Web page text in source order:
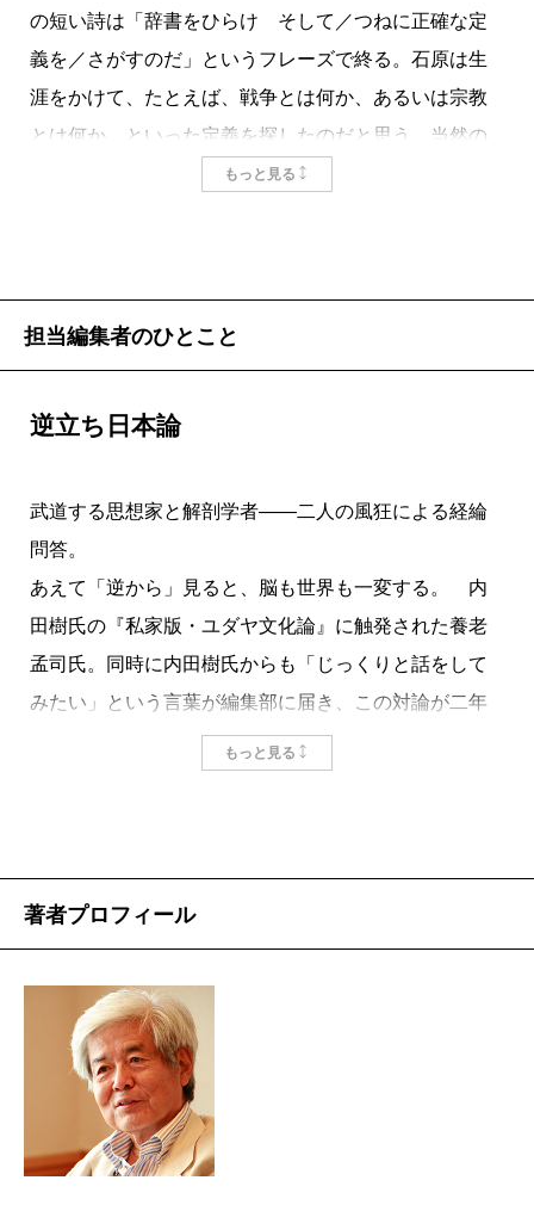
の短い詩は「辞書をひらけ そして／つねに正確な定
義を／さがすのだ」というフレーズで終る。石原は生
涯をかけて、たとえば、戦争とは何か、あるいは宗教
とは何か、といった定義を探したのだと思う。当然の
ことだけれども、定義はついに見つからなかった。人
もそも生きる意味がない。
同一性を厳密につかまえることができると考えるから
伴い真理のごとく扱われてきた。確かに「名」は同一
性を孕むけれど、この同一性が不変であるという保証
は、実はどこにもないのだ。物質（名）は稀有な例外
なのだ（本当は、科学者がそう信じているだけかもし
れないけどね）。
「名」が同一性を孕み、しかもこの同一性が不変でな
いならば、つまるところ、「名」は時間を生み出す形
他の人たちには余り受けなかったようだ。
たちだということがわかり、うれしくなる。最初の方
で議論されているのは「ユダヤ人」論である。「ユダ
ヤ人」はポジティブに定義できない、という所から話
がはじまる。
石原吉郎ではないけれども、人は何であれポジティ
もっと見る
担当編集者のひとこと
逆立ち日本論
武道する思想家と解剖学者――二人の風狂による経綸
問答。
あえて「逆から」見ると、脳も世界も一変する。 内
田樹氏の『私家版・ユダヤ文化論』に触発された養老
孟司氏。同時に内田樹氏からも「じっくりと話をして
みたい」という言葉が編集部に届き、この対論が二年
前に始まりました。大阪でお酒を酌み交わしながらの
のある対論になりました。
氏談）でもあります。内容は多岐にわたり、「ユダヤ
人問題」を語るはずが、なぜか「おばさん」としての
自覚から始まり、二人ならではの身体論やアメリカ
論、小泉純一郎元首相の評価、「正しい日本語」批
判、全共闘とはなんだったのか――などなど。笑いの
もっと見る
著者プロフィール